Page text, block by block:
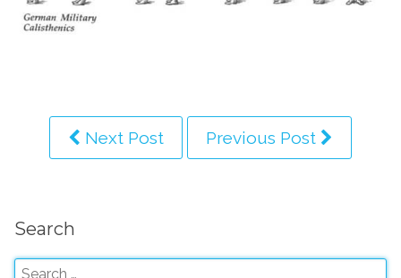
Next Post Previous Post
Search